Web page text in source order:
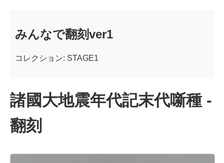
みんなで翻刻ver1
コレクション: STAGE1
諸國大地震年代記末代噺種 -
翻刻